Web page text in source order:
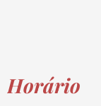
Horário